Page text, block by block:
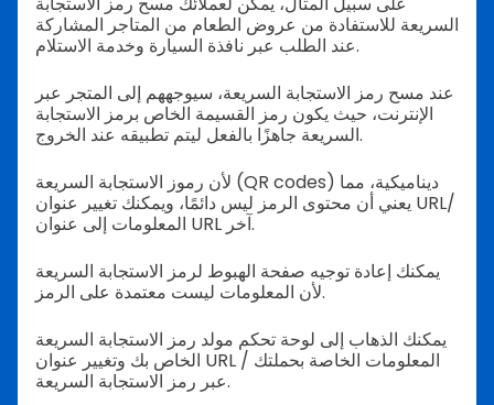
السريعة للاستفادة من عروض الطعام من المتاجر المشاركة
عند الطلب عبر نافذة السيارة وخدمة الاستلام.
عند مسح رمز الاستجابة السريعة، سيوجههم إلى المتجر عبر
الإنترنت، حيث يكون رمز القسيمة الخاص برمز الاستجابة
السريعة جاهزًا بالفعل ليتم تطبيقه عند الخروج.
لأن رموز الاستجابة السريعة (QR codes) ديناميكية، مما
يعني أن محتوى الرمز ليس دائمًا، ويمكنك تغيير عنوان URL/
المعلومات إلى عنوان URL آخر.
يمكنك إعادة توجيه صفحة الهبوط لرمز الاستجابة السريعة
لأن المعلومات ليست معتمدة على الرمز.
يمكنك الذهاب إلى لوحة تحكم مولد رمز الاستجابة السريعة
الخاص بك وتغيير عنوان URL / المعلومات الخاصة بحملتك
عبر رمز الاستجابة السريعة.